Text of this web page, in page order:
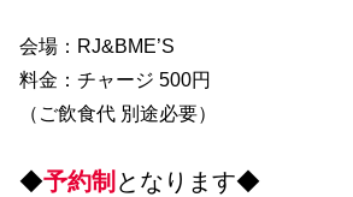
木
曜
会場：RJ&BME’S
料金：チャージ 500円
（ご飲食代 別途必要）
◆予約制 となります◆